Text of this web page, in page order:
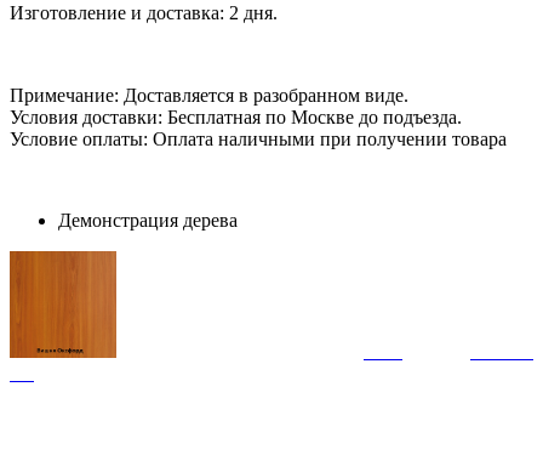
Изготовление и доставка: 2 дня.
Примечание: Доставляется в разобранном виде.
Условия доставки: Бесплатная по Москве до подъезда.
Условие оплаты: Оплата наличными при получении товара
Демонстрация дерева